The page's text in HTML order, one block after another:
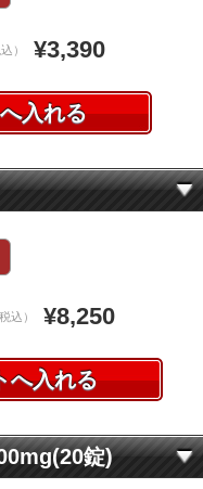
） ¥3,390
税込） ¥8,250
錠)